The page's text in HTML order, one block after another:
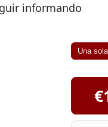
informando
Una